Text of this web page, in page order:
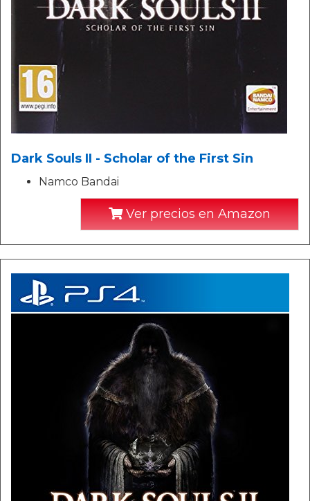
Dark Souls II - Scholar of the First Sin
Namco Bandai
Ver precios en Amazon